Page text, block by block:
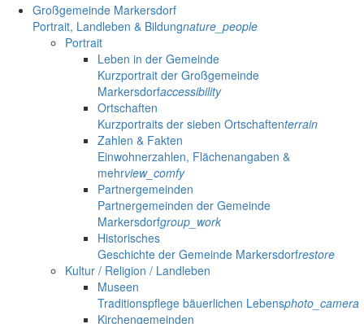
Großgemeinde Markersdorf
Portrait, Landleben & Bildungnature_people
Portrait
Leben in der Gemeinde
Kurzportrait der Großgemeinde
Markersdorfaccessibility
Ortschaften
Kurzportraits der sieben Ortschaftenterrain
Zahlen & Fakten
Einwohnerzahlen, Flächenangaben &
mehrview_comfy
Partnergemeinden
Partnergemeinden der Gemeinde
Markersdorfgroup_work
Historisches
Geschichte der Gemeinde Markersdorfrestore
Kultur / Religion / Landleben
Museen
Traditionspflege bäuerlichen Lebensphoto_camera
Kirchengemeinden